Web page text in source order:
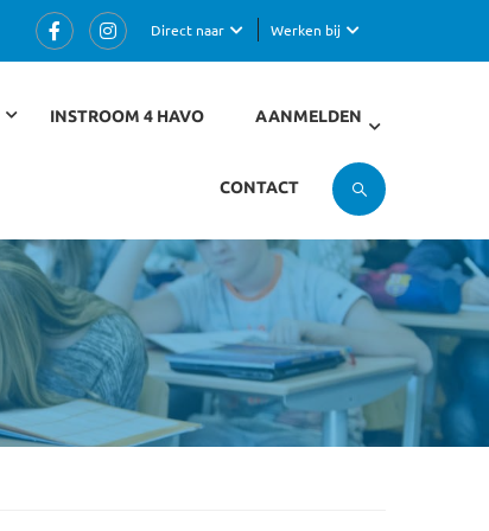
Werken bij
Direct naar
INSTROOM 4 HAVO AANMELDEN
CONTACT